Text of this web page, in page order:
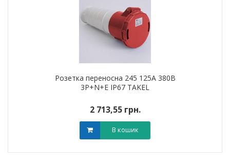
Розетка переносна 245 125А 380В
3Р+N+Е IP67 TAKEL
2 713,55 грн.
В кошик